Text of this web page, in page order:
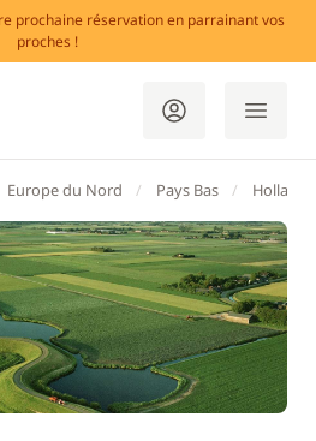
prochaine réservation en parrainant vos
proches !
Europe du Nord Pays Bas